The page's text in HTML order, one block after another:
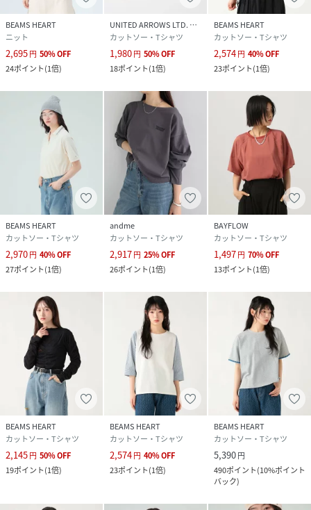
BEAMS HEART
ニット
2,695円 50%OFF
24ポイント(1倍)
UNITED ARROWS LTD. OUTLET
カットソー・Tシャツ
1,980円 50%OFF
18ポイント(1倍)
BEAMS HEART
カットソー・Tシャツ
2,574円 40%OFF
23ポイント(1倍)
BEAMS HEART
カットソー・Tシャツ
2,970円 40%OFF
27ポイント(1倍)
andme
カットソー・Tシャツ
2,917円 25%OFF
26ポイント(1倍)
BAYFLOW
カットソー・Tシャツ
1,497円 70%OFF
13ポイント(1倍)
BEAMS HEART
カットソー・Tシャツ
2,145円 50%OFF
19ポイント(1倍)
BEAMS HEART
カットソー・Tシャツ
2,574円 40%OFF
23ポイント(1倍)
BEAMS HEART
カットソー・Tシャツ
5,390円
490ポイント(10%ポイント
バック)